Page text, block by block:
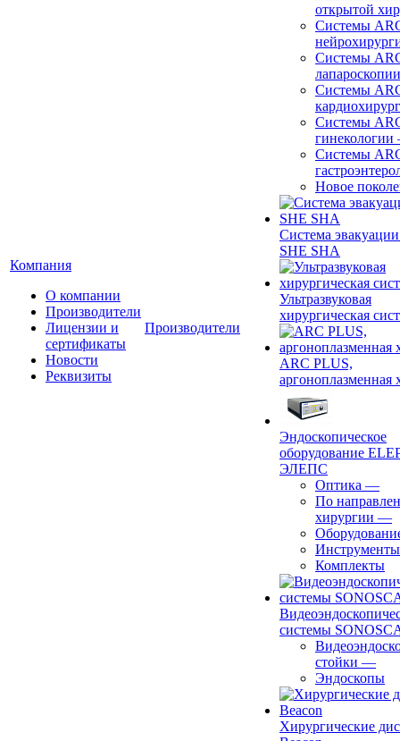
Компания
О компании
Производители
Лицензии и
сертификаты
Новости
Реквизиты
Производители
открытой
Системы
Системы
лапароскопии
Системы
Системы
гинекологии
Системы
Новое
Система
SHE SHA
Ультразвуковая
хирургическая
ARC PLUS,
аргоноплазменная
Эндоскопическое
оборудование
ЭЛЕПС
Оптика —
По
хирургии —
Инструменты
Комплекты
системы
стойки —
Эндоскопы
Хирургические